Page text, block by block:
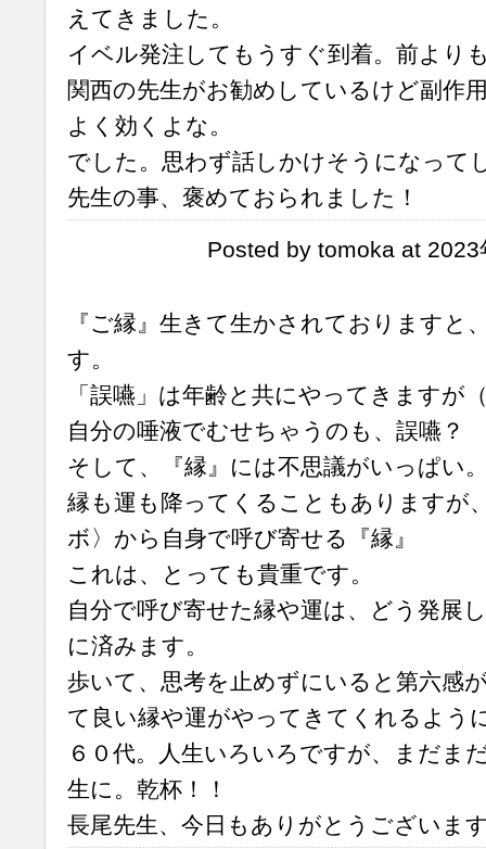
えてきました。
イベル発注してもうすぐ到着。前より
関西の先生がお勧めしているけど副作
よく効くよな。
でした。思わず話しかけそうになって
先生の事、褒めておられました！
Posted by tomoka at
『ご縁』生きて生かされておりますと
す。
「誤嚥」は年齢と共にやってきますが
自分の唾液でむせちゃうのも、誤嚥？
そして、『縁』には不思議がいっぱい
縁も運も降ってくることもありますが
ボ〉から自身で呼び寄せる『縁』
これは、とっても貴重です。
自分で呼び寄せた縁や運は、どう発展
に済みます。
歩いて、思考を止めずにいると第六感
て良い縁や運がやってきてくれるよう
６０代。人生いろいろですが、まだま
生に。乾杯！！
長尾先生、今日もありがとうございま